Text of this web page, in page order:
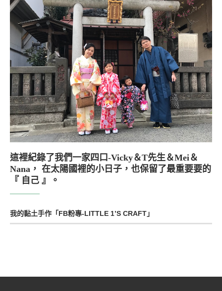
這裡紀錄了我們一家四口-Vicky＆T先生＆Mei＆
Nana， 在太陽國裡的小日子，也保留了最重要要的
『 自己 』。
我的黏土手作「FB粉專-LITTLE 1’S CRAFT」